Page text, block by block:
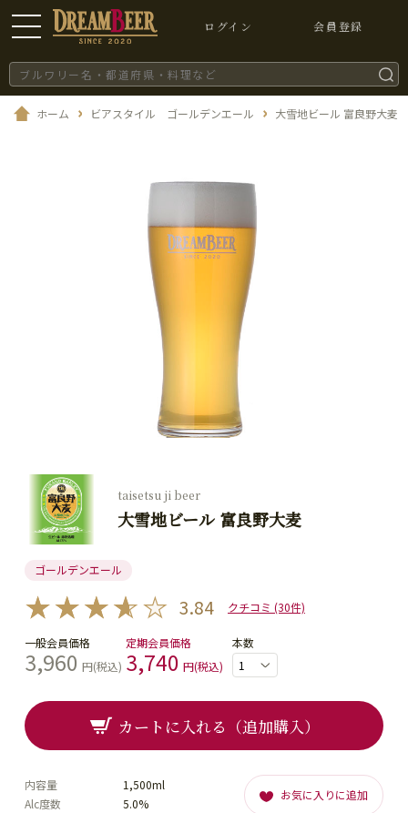
ログイン 会員登録
ホーム ビアスタイル ゴールデンエール 大雪地ビール 富良野大麦
taisetsu ji beer
大雪地ビール 富良野大麦
ゴールデンエール
3.84 クチコミ (30件)
一般会員価格
3,960 円(税込)
定期会員価格
3,740 円(税込)
本数
内容量
1,500ml
Alc度数
5.0%
お気に入りに追加
カートに入れる（追加購入）